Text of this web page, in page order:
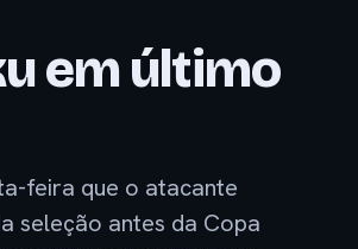
em último
feira que o atacante
seleção antes da Copa